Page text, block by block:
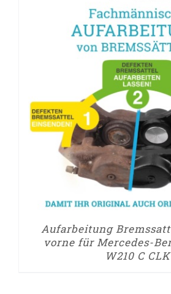
Aufarbeitung
vorne für Mercedes-
W210 C CLK